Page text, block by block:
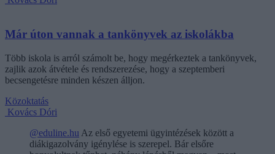
Már úton vannak a tankönyvek az iskolákba
Több iskola is arról számolt be, hogy megérkeztek a tankönyvek,
zajlik azok átvétele és rendszerezése, hogy a szeptemberi
becsengetésre minden készen álljon.
Közoktatás
Kovács Dóri
@eduline.hu Az első egyetemi ügyintézések között a
diákigazolvány igénylése is szerepel. Bár elsőre